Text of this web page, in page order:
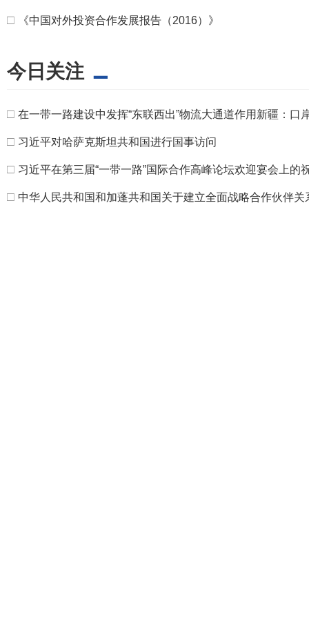
□ 《中国对外投资合作发展报告（2016）》
今日关注
□ 在一带一路建设中发挥“东联西出”物流大通道作用新疆：口
□ 习近平对哈萨克斯坦共和国进行国事访问
□ 习近平在第三届“一带一路”国际合作高峰论坛欢迎宴会上的
□ 中华人民共和国和加蓬共和国关于建立全面战略合作伙伴关